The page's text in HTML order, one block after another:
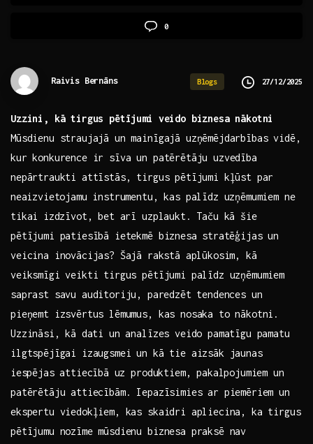
0
Raivis Bernāns Blogs 27/12/2025
Uzzini, kā tirgus pētījumi veido ​biznesa​ nākotni
Mūsdienu straujajā un mainīgajā‌ uzņēmējdarbības vidē,
kur konkurence ir sīva un patērētāju uzvedība
nepārtraukti attīstās, ‍tirgus pētījumi kļūst par
⁢neaizvietojamu instrumentu, kas​ palīdz‌ uzņēmumiem ne
tikai ⁤izdzīvot, bet arī uzplaukt.‍ Taču kā ⁣šie
pētījumi ​patiesībā ietekmē biznesa ⁢stratēģijas un
veicina inovācijas? Šajā ⁤rakstā aplūkosim,‌ kā ​
veiksmīgi veikti tirgus pētījumi palīdz uzņēmumiem​
saprast savu ​auditoriju,⁢ paredzēt tendences un
pieņemt izsvērtus lēmumus, kas nosaka to nākotni.
Uzzināsi,⁢ kā‍ dati ‍un analīzes‍ veido pamatīgu pamatu
ilgtspējīgai izaugsmei un kā tie aizsāk jaunas
⁢iespējas attiecībā⁣ uz produktiem, pakalpojumiem un
patērētāju attiecībām. Iepazīsimies ar piemēriem un⁣
ekspertu viedokļiem, kas skaidri apliecina, ka ⁢tirgus
pētījumu nozīme‍ mūsdienu biznesa praksē nav